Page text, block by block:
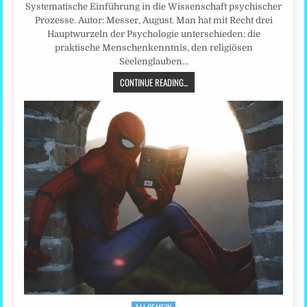
Systematische Einführung in die Wissenschaft psychischer
Prozesse. Autor: Messer, August. Man hat mit Recht drei
Hauptwurzeln der Psychologie unterschieden: die
praktische Menschenkenntnis, den religiösen
Seelenglauben…
CONTINUE READING...